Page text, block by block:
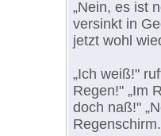
„Nein, es ist
versinkt in
jetzt wohl
„Ich weiß!"
Regen!" „Im
doch naß!"